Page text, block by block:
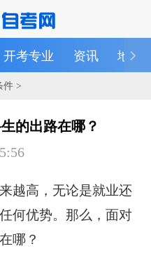
开考专业 资讯 地区
件>
的出路在哪？
越高，无论是就业还
何优势。那么，面对
哪？